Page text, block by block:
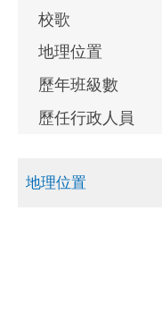
校歌
地理位置
歷年班級數
歷任行政人員
地理位置